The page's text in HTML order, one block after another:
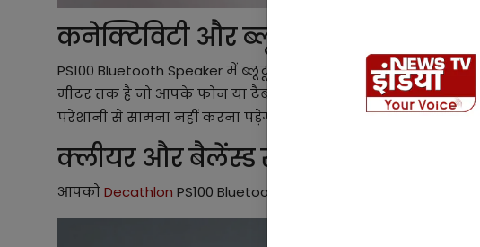
कनेक्टिविटी और ब्लूटूथ
PS100 Bluetooth Speaker में ब्लूटूथ v5.0 दिया गया है जिससे
मीटर तक है जो आपके फोन या टैबलेट के साथ सुविधाजनक रहता है।
परेशानी से सामना नहीं करना पड़ेगा।
क्लीयर और बैलेंस्ड साउंड
आपकोDecathlon PS100 Bluetooth Speaker में ऑडियो क्वालिटी